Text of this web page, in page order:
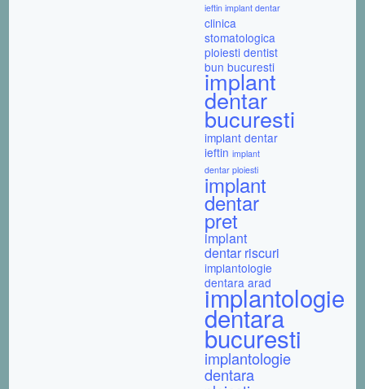
ieftin implant dentar
clinica
stomatologica
ploiesti dentist
bun bucuresti
implant
dentar
bucuresti
implant dentar
ieftin implant
dentar ploiesti
implant
dentar
pret
implant
dentar riscuri
implantologie
dentara arad
implantologie
dentara
bucuresti
implantologie
dentara